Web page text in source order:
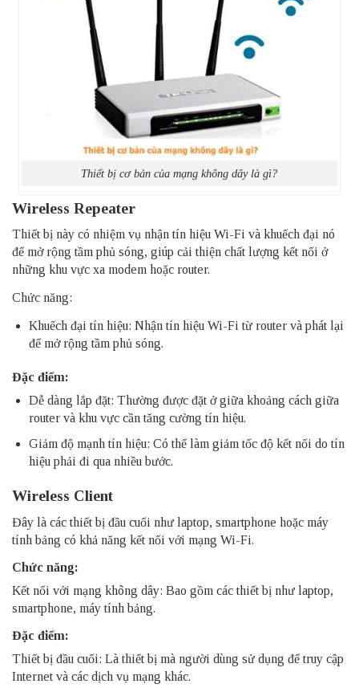
Thiết bị cơ bản của mạng không dây là gì?
Wireless Repeater
Thiết bị này có nhiệm vụ nhận tín hiệu Wi-Fi và khuếch đại nó
để mở rộng tầm phủ sóng, giúp cải thiện chất lượng kết nối ở
những khu vực xa modem hoặc router.
Chức năng:
Khuếch đại tín hiệu: Nhận tín hiệu Wi-Fi từ router và phát lại
để mở rộng tầm phủ sóng.
Đặc điểm:
Dễ dàng lắp đặt: Thường được đặt ở giữa khoảng cách giữa
router và khu vực cần tăng cường tín hiệu.
Giảm độ mạnh tín hiệu: Có thể làm giảm tốc độ kết nối do tín
hiệu phải đi qua nhiều bước.
Wireless Client
Đây là các thiết bị đầu cuối như laptop, smartphone hoặc máy
tính bảng có khả năng kết nối với mạng Wi-Fi.
Chức năng:
Kết nối với mạng không dây: Bao gồm các thiết bị như laptop,
smartphone, máy tính bảng.
Đặc điểm:
Thiết bị đầu cuối: Là thiết bị mà người dùng sử dụng để truy cập
Internet và các dịch vụ mạng khác.